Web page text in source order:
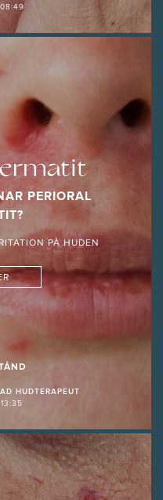
PERIORAL
PÅ HUDEN
HUDTERAPEUT